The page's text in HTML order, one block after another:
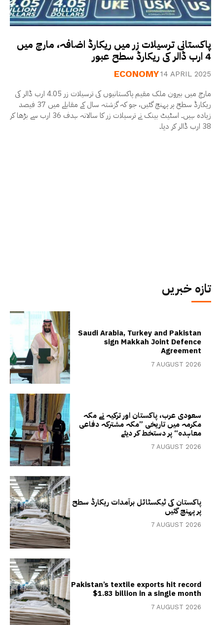
پاکستانی ترسیلات زر میں ریکارڈ اضافہ، مارچ میں
4 ارب ڈالر کی ریکارڈ سطح عبور
ECONOMY14 APRIL 2025
مارچ میں بیرون ملک مقیم پاکستانیوں کی ترسیلات زر 4.05 ارب ڈالر کی
ریکارڈ سطح پر پہنچ گئیں، جو کہ گزشتہ سال کے مقابلے میں 37 فیصد
زیادہ ہیں۔ اسٹیٹ بینک نے ترسیلات زر کا سالانہ ہدف 36 ارب سے بڑھا کر
38 ارب ڈالر کر دیا۔
تازہ خبریں
Saudi Arabia, Turkey and Pakistan
sign Makkah Joint Defence
Agreement
7 AUGUST 2026
سعودی عرب، پاکستان اور ترکیہ نے مکہ
مکرمہ میں تاریخی ”مکہ مشترکہ دفاعی
معاہدہ“ پر دستخط کر دیئے
7 AUGUST 2026
پاکستان کی ٹیکسٹائل برآمدات ریکارڈ سطح
پر پہنچ گئیں
7 AUGUST 2026
Pakistan’s textile exports hit record
$1.83 billion in a single month
7 AUGUST 2026